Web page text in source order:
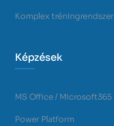
Komplex tréningrendszer
Képzések
MS Office / Microsoft365
Power Platform